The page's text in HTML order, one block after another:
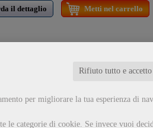
Rifiuto tutto e
per migliorare la tua esperienza di
le categorie di cookie. Se invece vuoi
il dettaglio Metti nel carrello